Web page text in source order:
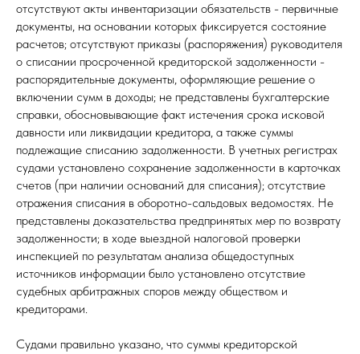
отсутствуют акты инвентаризации обязательств - первичные
документы, на основании которых фиксируется состояние
расчетов; отсутствуют приказы (распоряжения) руководителя
о списании просроченной кредиторской задолженности -
распорядительные документы, оформляющие решение о
включении сумм в доходы; не представлены бухгалтерские
справки, обосновывающие факт истечения срока исковой
давности или ликвидации кредитора, а также суммы
подлежащие списанию задолженности. В учетных регистрах
судами установлено сохранение задолженности в карточках
счетов (при наличии оснований для списания); отсутствие
отражения списания в оборотно-сальдовых ведомостях. Не
представлены доказательства предпринятых мер по возврату
задолженности; в ходе выездной налоговой проверки
инспекцией по результатам анализа общедоступных
источников информации было установлено отсутствие
судебных арбитражных споров между обществом и
кредиторами.
Судами правильно указано, что суммы кредиторской